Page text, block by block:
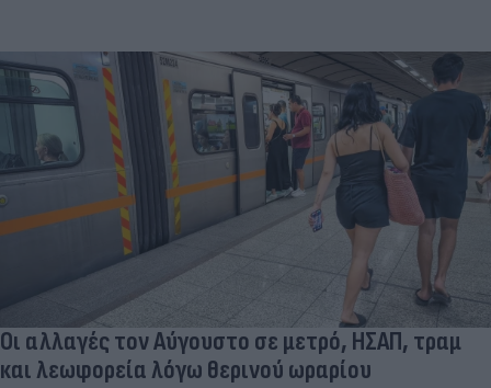
Οι αλλαγές τον Αύγουστο σε μετρό, ΗΣΑΠ, τραμ
και λεωφορεία λόγω θερινού ωραρίου